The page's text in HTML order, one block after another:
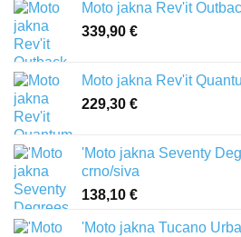
Moto jakna Rev'it
339,90 €
Moto jakna Rev'it
229,30 €
'Moto jakna Seventy
crno/siva
138,10 €
'Moto jakna Tucano